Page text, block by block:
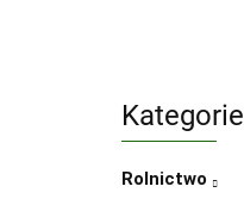
Kategorie
Rolnictwo